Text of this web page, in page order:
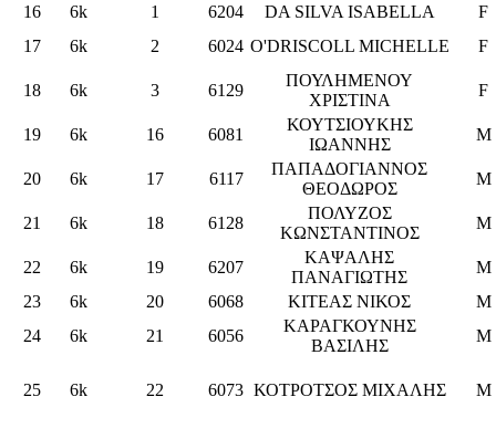
16
6k 1 6204 DA SILVA ISABELLA
F
17
6k 2 6024 O'DRISCOLL MICHELLE F
18 6k 3 6129
ΠΟΥΛΗΜΕΝΟΥ
ΧΡΙΣΤΙΝΑ
F
19 6k 16 6081
ΚΟΥΤΣΙΟΥΚΗΣ
ΙΩΑΝΝΗΣ
M
20 6k 17 6117
ΠΑΠΑΔΟΓΙΑΝΝΟΣ
ΘΕΟΔΩΡΟΣ
M
21 6k 18 6128
ΠΟΛΥΖΟΣ
ΚΩΝΣΤΑΝΤΙΝΟΣ
M
22 6k 19 6207
ΚΑΨΑΛΗΣ
ΠΑΝΑΓΙΩΤΗΣ
M
23
6k 20 6068 ΚΙΤΕΑΣ ΝΙΚΟΣ
M
24
6k 21 6056
ΚΑΡΑΓΚΟΥΝΗΣ
ΒΑΣΙΛΗΣ
M
25 6k 22 6073 ΚΟΤΡΟΤΣΟΣ ΜΙΧΑΛΗΣ M